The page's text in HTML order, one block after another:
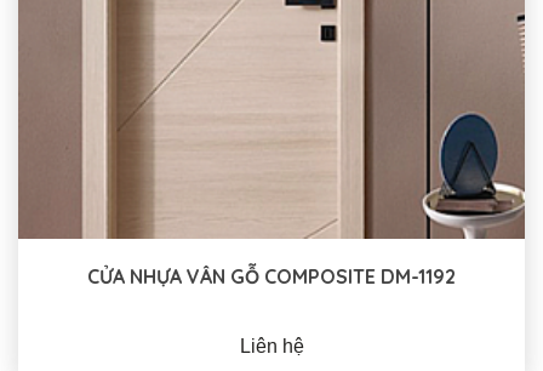
CỬA NHỰA VÂN GỖ COMPOSITE DM-1192
Liên hệ